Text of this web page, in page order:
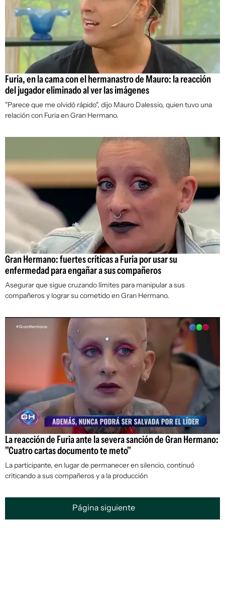
Furia, en la cama con el hermanastro de Mauro: la reacción
del jugador eliminado al ver las imágenes
"Parece que me olvidó rápido", dijo Mauro Dalessio, quien tuvo una
relación con Furia en Gran Hermano.
Gran Hermano: fuertes críticas a Furia por usar su
enfermedad para engañar a sus compañeros
Asegurar que sigue cruzando límites para manipular a sus
compañeros y lograr su cometido en Gran Hermano.
La reacción de Furia ante la severa sanción de Gran Hermano:
"Cuatro cartas documento te meto"
La participante, en lugar de permanecer en silencio, continuó
criticando a sus compañeros y a la producción
Página siguiente